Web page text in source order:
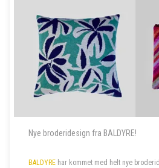
Nye broderidesign fra BALDYRE!
BALDYRE har kommet med helt nye